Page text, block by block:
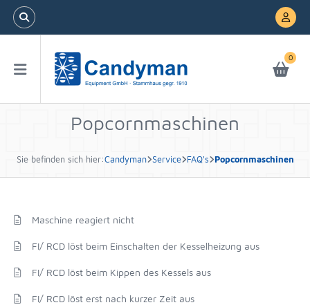
0
Popcornmaschinen
Sie befinden sich hier:Candyman Service FAQ's Popcornmaschinen
Maschine reagiert nicht
FI/ RCD löst beim Einschalten der Kesselheizung aus
FI/ RCD löst beim Kippen des Kessels aus
FI/ RCD löst erst nach kurzer Zeit aus